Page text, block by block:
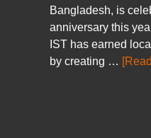
Bangladesh, is
anniversary this
IST has earned
by creating …